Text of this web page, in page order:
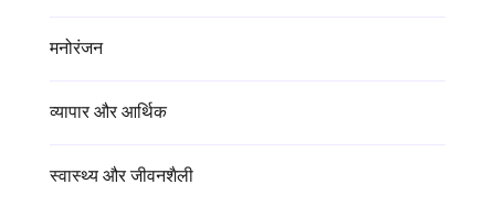
मनोरंजन
व्यापार और आर्थिक
स्वास्थ्य और जीवनशैली